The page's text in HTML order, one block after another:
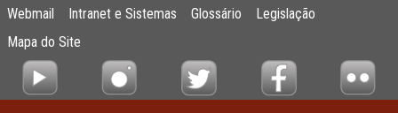
Pular para o Conteúdo principal
Atos Normativos
Webmail Intranet e Sistemas Glossário
Legislação
Mapa do Site